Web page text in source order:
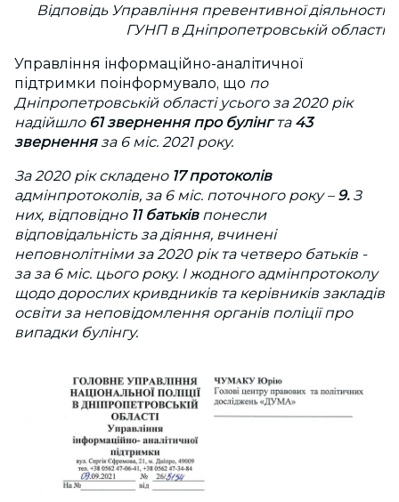
Відповідь Управління превентивної діяльності
ГУНП в Дніпропетровській області
Управління інформаційно-аналітичної
підтримки поінформувало, що по
Дніпропетровській області усього за 2020 рік
надійшло61 звернення про булінгта 43
зверненняза 6 міс. 2021 року.
За 2020 рік складено 17 протоколів
адмінпротоколів, за 6 міс. поточного року – 9. З
них, відповідно 11 батьківпонесли
відповідальність за діяння, вчинені
неповнолітніми за 2020 рік та четверо батьків -
за за 6 міс. цього року. І жодного адмінпротоколу
щодо дорослих кривдників та керівників закладів
освіти за неповідомлення органів поліції про
випадки булінгу.